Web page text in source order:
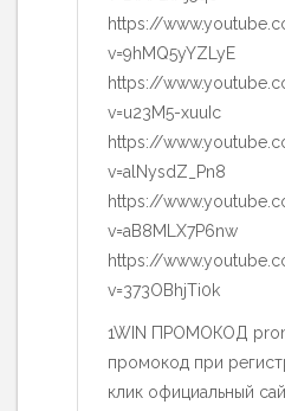
https://
v=9hMQ5yYZLyE
https://
v=u23M5-xuuIc
https://
v=alNysdZ_Pn8
https://
v=aB8MLX7P6nw
https://
v=373OBhjTi0k
1WIN ПРОМОКОД
промокод при
клик официальный